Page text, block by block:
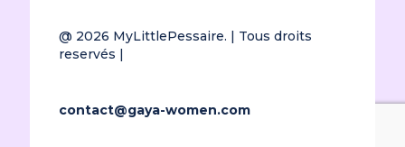
@ 2026 MyLittlePessaire. | Tous droits
reservés |
contact@gaya-women.com